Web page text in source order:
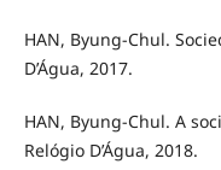
HAN, Byung-Chul.
D’Água, 2017.
HAN, Byung-Chul. A
Relógio D’Água, 2018.